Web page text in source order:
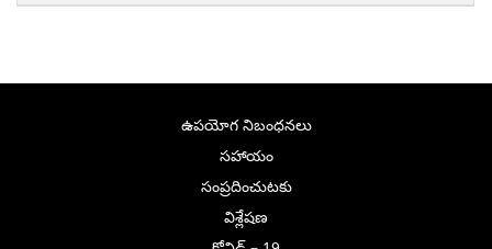
ఉపయోగ నిబంధనలు
సహాయం
సంప్రదించుటకు
విశ్లేషణ